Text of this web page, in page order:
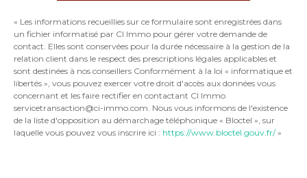
« Les informations recueillies sur ce formulaire sont enregistrées dans
un fichier informatisé par CI Immo pour gérer votre demande de
contact. Elles sont conservées pour la durée nécessaire à la gestion de la
relation client dans le respect des prescriptions légales applicables et
sont destinées à nos conseillers Conformément à la loi « informatique et
libertés », vous pouvez exercer votre droit d'accès aux données vous
concernant et les faire rectifier en contactant CI Immo
servicetransaction@ci-immo.com. Nous vous informons de l'existence
de la liste d'opposition au démarchage téléphonique « Bloctel », sur
laquelle vous pouvez vous inscrire ici : https://www.bloctel.gouv.fr/»